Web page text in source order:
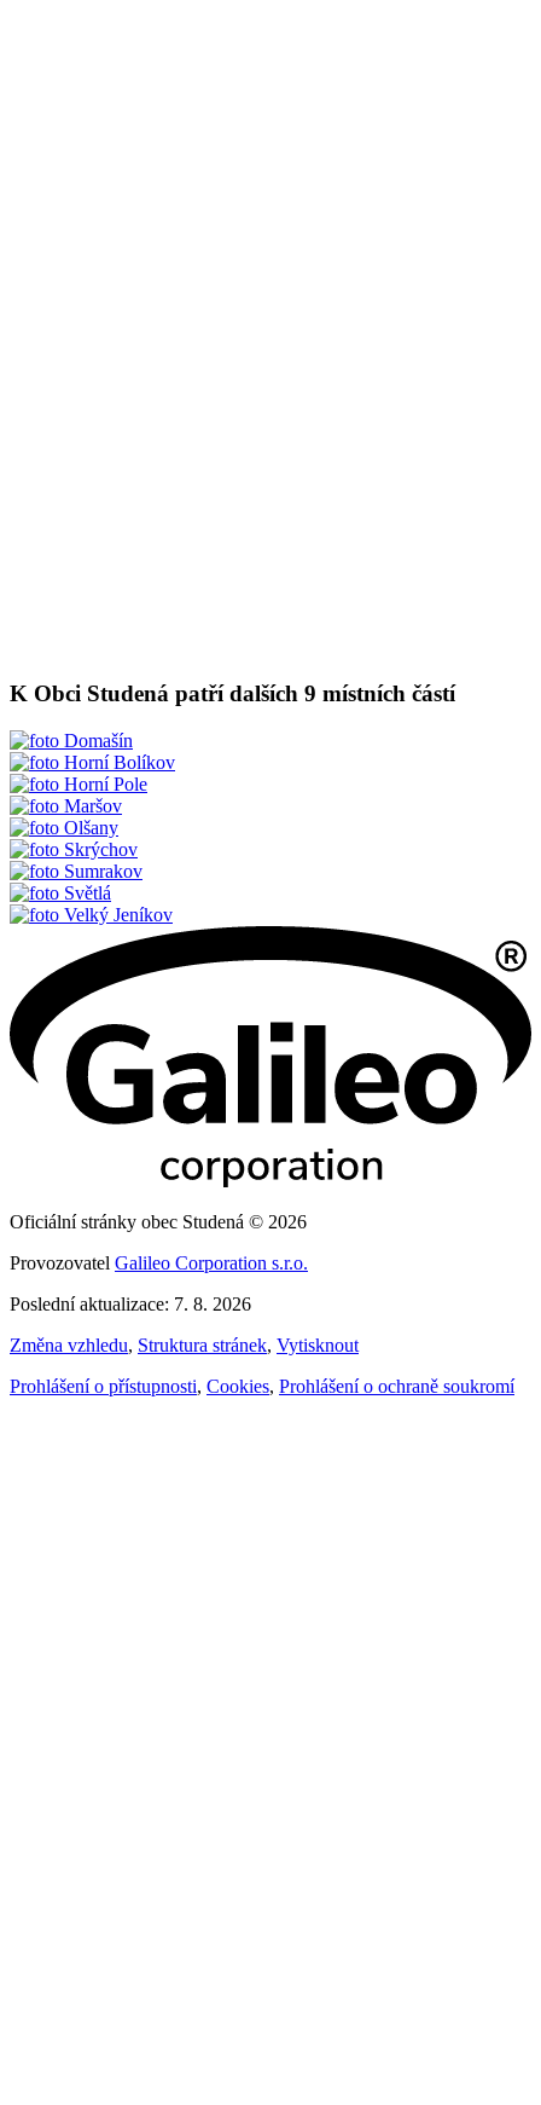
K Obci Studená patří dalších 9 místních částí
Domašín
Horní Bolíkov
Horní Pole
Maršov
Olšany
Skrýchov
Sumrakov
Světlá
Velký Jeníkov
Oficiální stránky obec Studená © 2026
Provozovatel Galileo Corporation s.r.o.
Poslední aktualizace: 7. 8. 2026
Změna vzhledu, Struktura stránek, Vytisknout
Prohlášení o přístupnosti, Cookies, Prohlášení o ochraně soukromí